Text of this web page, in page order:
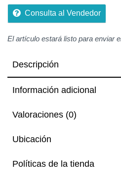
Consulta al Vendedor
El artículo estará listo para enviar
Descripción
Información adicional
Valoraciones (0)
Ubicación
Políticas de la tienda